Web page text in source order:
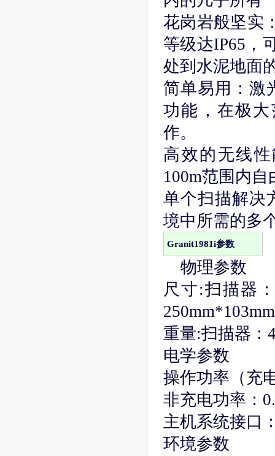
花岗岩般坚实
等级达IP65，
处到水泥地面
简单易用：激
功能，在极
作。
高效的无线
100m范围内
单个扫描解决
境中所需的多
Granit1981i参数
物理参数
尺寸:扫描器
重量:扫描器：
电学参数
操作功率（充
非充电功率：
主机系统接口
环境参数